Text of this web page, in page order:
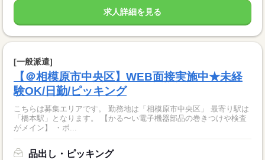
求人詳細を見る
[一般派遣]
【＠相模原市中央区】WEB面接実施中★未経
験OK/日勤/ピッキング
こちらは募集エリアです。 勤務地は「相模原市中央区」 最寄り駅は
「橋本駅」となります。 【かる〜い電子機器部品の巻きつけや検査
がメイン】 ・ボ...
品出し・ピッキング